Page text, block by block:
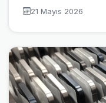
21 Mayıs 2026